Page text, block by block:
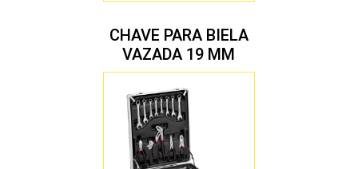
CHAVE PARA BIELA
VAZADA 19 MM